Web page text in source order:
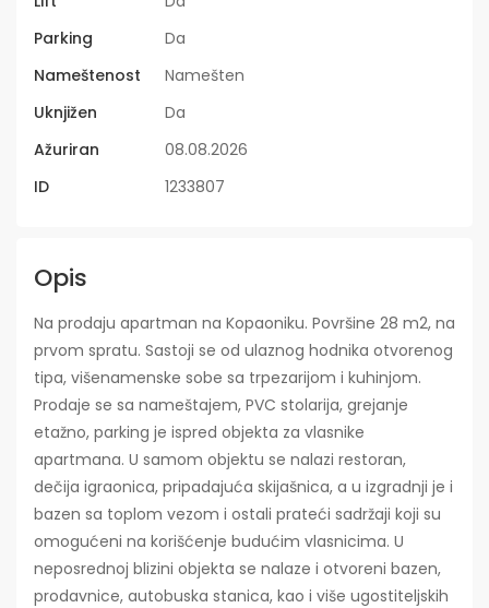
Parking
Da
Nameštenost
Namešten
Uknjižen
Da
Ažuriran
08.08.2026
ID
1233807
Opis
Na prodaju apartman na Kopaoniku. Površine 28 m2, na
prvom spratu. Sastoji se od ulaznog hodnika otvorenog
tipa, višenamenske sobe sa trpezarijom i kuhinjom.
Prodaje se sa nameštajem, PVC stolarija, grejanje
etažno, parking je ispred objekta za vlasnike
apartmana. U samom objektu se nalazi restoran,
dečija igraonica, pripadajuća skijašnica, a u izgradnji je i
bazen sa toplom vezom i ostali prateći sadržaji koji su
omogućeni na korišćenje budućim vlasnicima. U
neposrednoj blizini objekta se nalaze i otvoreni bazen,
prodavnice, autobuska stanica, kao i više ugostiteljskih